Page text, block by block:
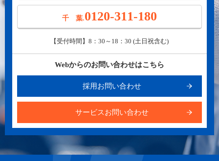
千 葉.0120-311-180
【受付時間】8：30～18：30 (土日祝含む)
Webからのお問い合わせはこちら
採用お問い合わせ
サービスお問い合わせ